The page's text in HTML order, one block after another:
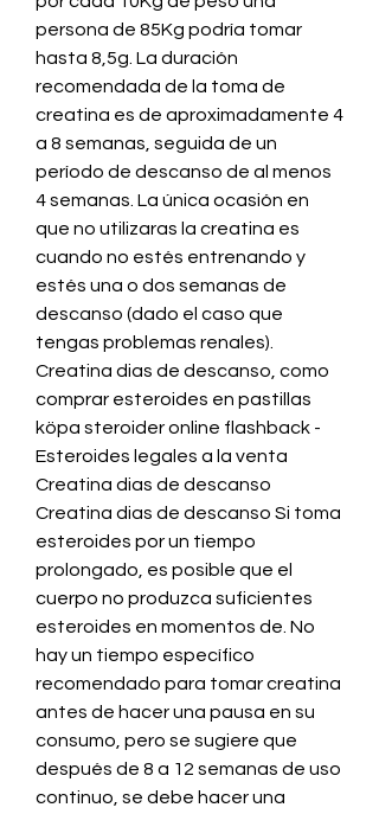
persona de 85Kg podría tomar
hasta 8,5g. La duración
recomendada de la toma de
creatina es de aproximadamente 4
a 8 semanas, seguida de un
período de descanso de al menos
4 semanas. La única ocasión en
que no utilizaras la creatina es
cuando no estés entrenando y
estés una o dos semanas de
descanso (dado el caso que
tengas problemas renales).
Creatina dias de descanso, como
comprar esteroides en pastillas
köpa steroider online flashback -
Esteroides legales a la venta
Creatina dias de descanso
Creatina dias de descanso Si toma
esteroides por un tiempo
prolongado, es posible que el
cuerpo no produzca suficientes
esteroides en momentos de. No
hay un tiempo específico
recomendado para tomar creatina
antes de hacer una pausa en su
consumo, pero se sugiere que
después de 8 a 12 semanas de uso
continuo, se debe hacer una